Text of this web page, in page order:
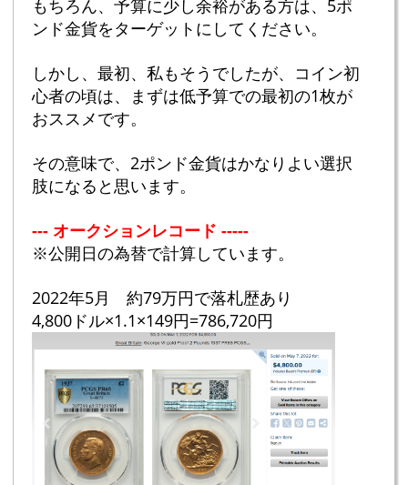
もちろん、予算に少し余裕がある方は、5ポ
ンド金貨をターゲットにしてください。
しかし、最初、私もそうでしたが、コイン初
心者の頃は、まずは低予算での最初の1枚が
おススメです。
その意味で、2ポンド金貨はかなりよい選択
肢になると思います。
--- オークションレコード -----
※公開日の為替で計算しています。
2022年5月 約79万円で落札歴あり
4,800ドル×1.1×149円=786,720円